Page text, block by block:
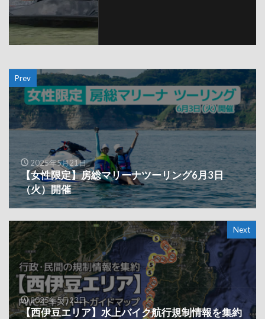
Prev
2025年5月21日
【女性限定】房総マリーナツーリング6月3日
（火）開催
Next
2025年5月23日
【西伊豆エリア】水上バイク航行規制情報を集約